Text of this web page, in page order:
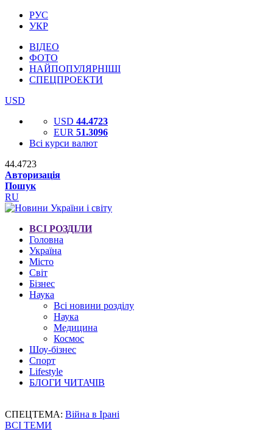
РУС
УКР
ВІДЕО
ФОТО
НАЙПОПУЛЯРНІШІ
СПЕЦПРОЕКТИ
USD
USD 44.4723
EUR 51.3096
Всі курси валют
44.4723
Авторизація
Пошук
RU
ВСІ РОЗДІЛИ
Головна
Україна
Місто
Світ
Бізнес
Наука
Всі новини розділу
Наука
Медицина
Космос
Шоу-бізнес
Спорт
Lifestyle
БЛОГИ ЧИТАЧІВ
СПЕЦТЕМА: Війна в Ірані
ВСІ ТЕМИ